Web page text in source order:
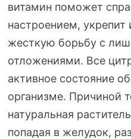
витамин поможет
настроением, укрепит
жесткую борьбу с
отложениями. Все
активное состояние
организме. Причиной
натуральная
попадая в желудок,